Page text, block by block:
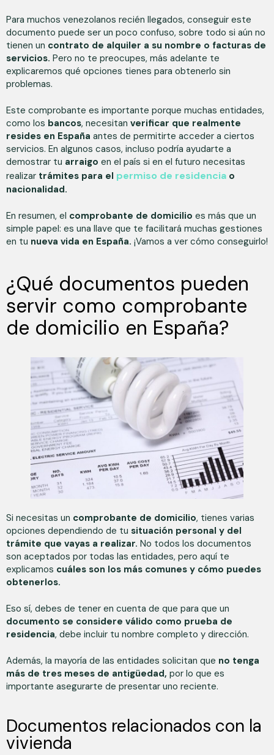
Para muchos venezolanos recién llegados, conseguir este
documento puede ser un poco confuso, sobre todo si aún no
tienen un contrato de alquiler a su nombre o facturas de
servicios. Pero no te preocupes, más adelante te
explicaremos qué opciones tienes para obtenerlo sin
problemas.
Este comprobante es importante porque muchas entidades,
como los bancos, necesitan verificar que realmente
resides en España antes de permitirte acceder a ciertos
servicios. En algunos casos, incluso podría ayudarte a
demostrar tu arraigo en el país si en el futuro necesitas
realizar trámites para el permiso de residencia o
nacionalidad.
En resumen, el comprobante de domicilio es más que un
simple papel: es una llave que te facilitará muchas gestiones
en tu nueva vida en España. ¡Vamos a ver cómo conseguirlo!
¿Qué documentos pueden
servir como comprobante
de domicilio en España?
Si necesitas un comprobante de domicilio, tienes varias
opciones dependiendo de tu situación personal y del
trámite que vayas a realizar. No todos los documentos
son aceptados por todas las entidades, pero aquí te
explicamos cuáles son los más comunes y cómo puedes
obtenerlos.
Eso sí, debes de tener en cuenta de que para que un
documento se considere válido como prueba de
residencia, debe incluir tu nombre completo y dirección.
Además, la mayoría de las entidades solicitan que no tenga
más de tres meses de antigüedad, por lo que es
importante asegurarte de presentar uno reciente.
Documentos relacionados con la
vivienda